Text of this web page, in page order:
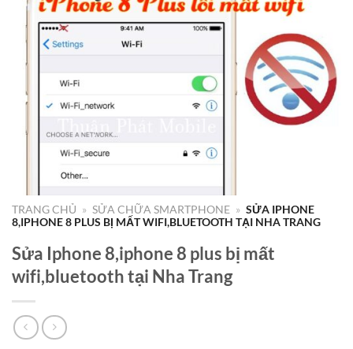
TRANG CHỦ » SỬA CHỮA SMARTPHONE » SỬA IPHONE
8,IPHONE 8 PLUS BỊ MẤT WIFI,BLUETOOTH TẠI NHA TRANG
Sửa Iphone 8,iphone 8 plus bị mất
wifi,bluetooth tại Nha Trang